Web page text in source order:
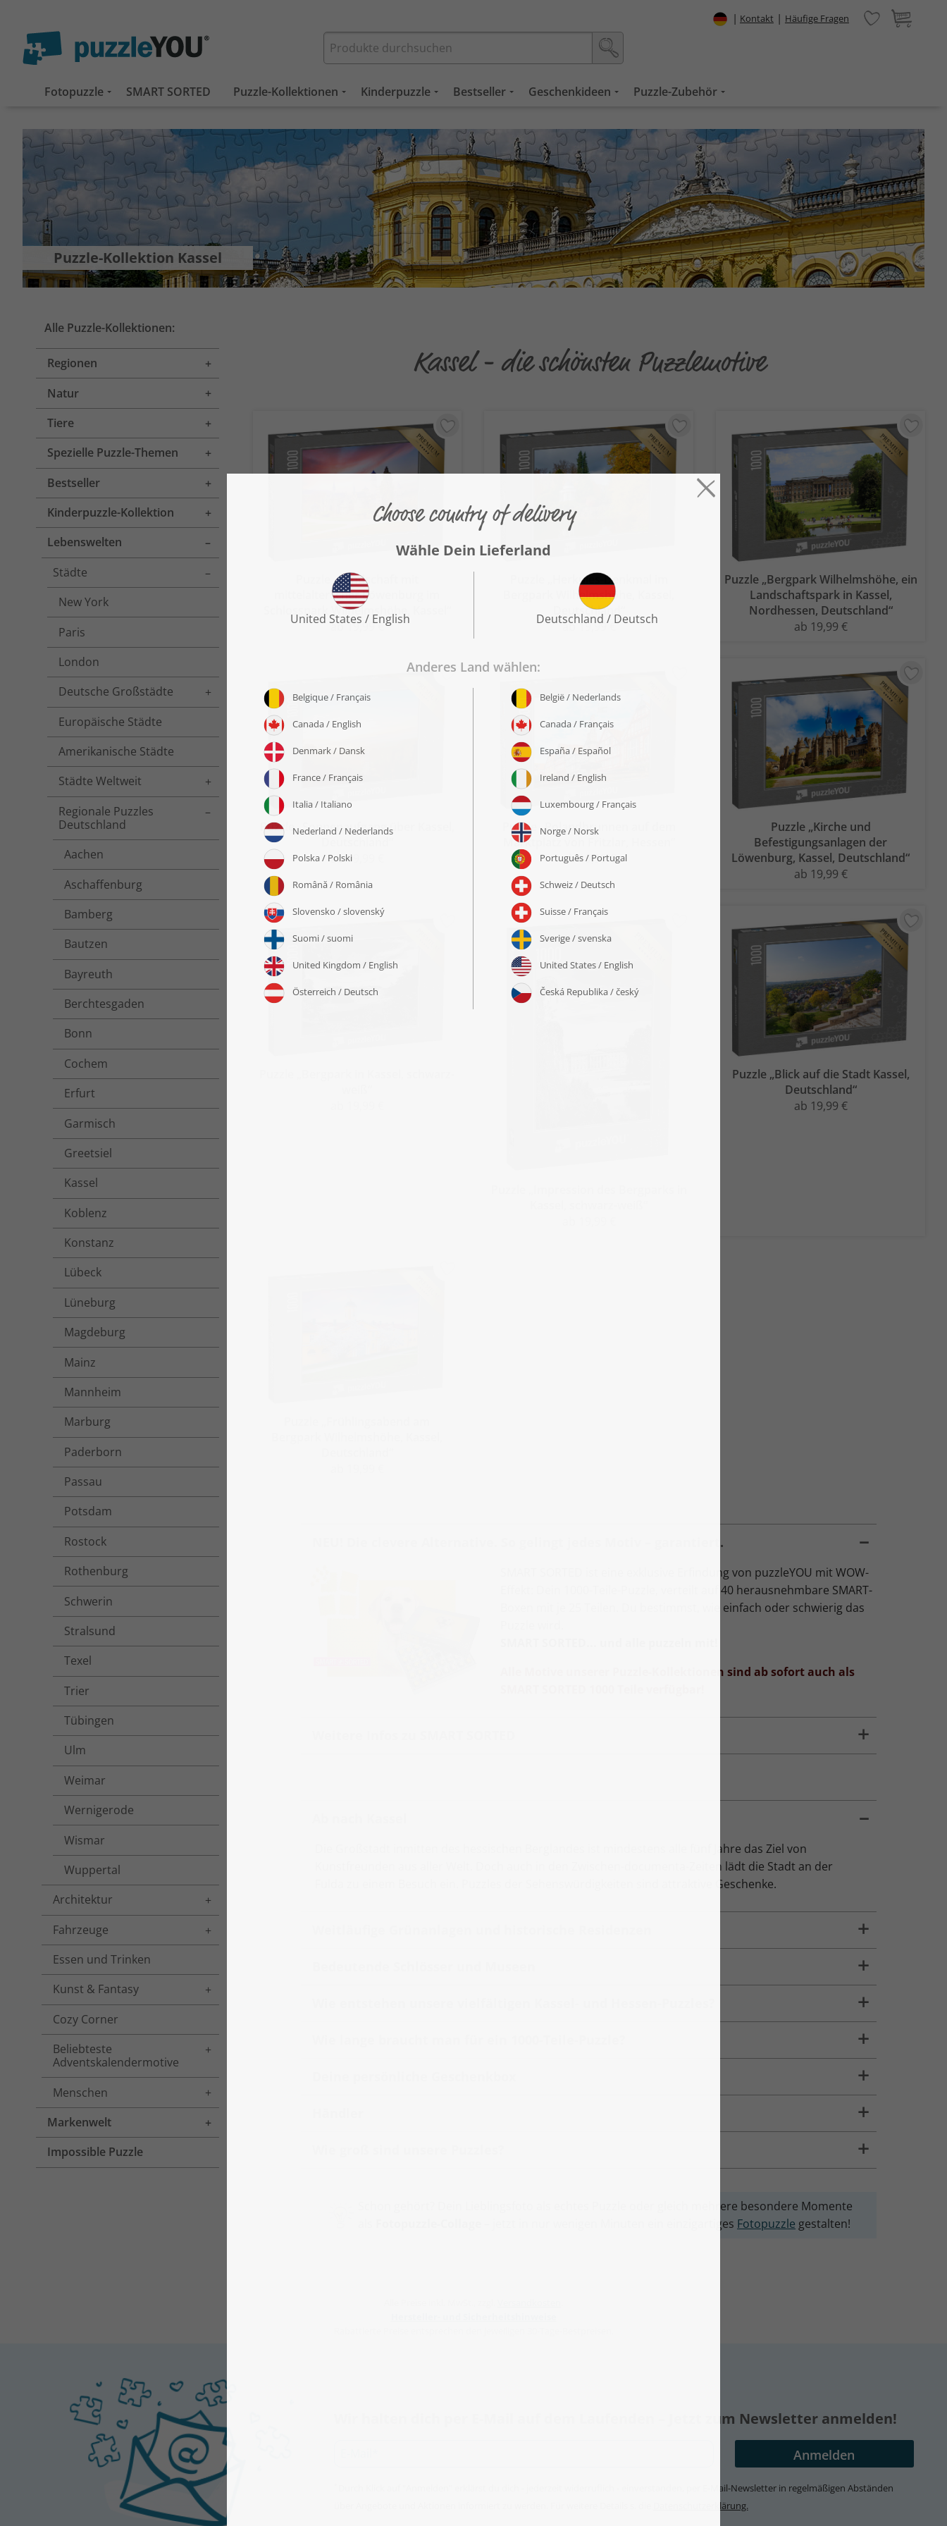
| Kontakt | Häufige Fragen
Fotopuzzle SMART SORTED Puzzle-Kollektionen Kinderpuzzle Bestseller Geschenkideen Puzzle-Zubehör
Puzzle-Kollektion Kassel
Alle Puzzle-Kollektionen:
Regionen
Toggle menu
Natur
Toggle menu
Tiere
Toggle menu
Spezielle Puzzle-Themen
Toggle menu
Bestseller
Toggle menu
Kinderpuzzle-Kollektion
Toggle menu
Lebenswelten
Toggle menu
Städte
Toggle menu
New York
Paris
London
Deutsche Großstädte
Toggle menu
Europäische Städte
Amerikanische Städte
Städte Weltweit
Toggle menu
Regionale Puzzles
Deutschland
Toggle menu
Aachen
Aschaffenburg
Bamberg
Bautzen
Bayreuth
Berchtesgaden
Bonn
Cochem
Erfurt
Garmisch
Greetsiel
Kassel
Koblenz
Konstanz
Lübeck
Lüneburg
Magdeburg
Mainz
Mannheim
Marburg
Paderborn
Passau
Potsdam
Rostock
Rothenburg
Schwerin
Stralsund
Texel
Trier
Tübingen
Ulm
Weimar
Wernigerode
Wismar
Wuppertal
Architektur
Toggle menu
Fahrzeuge
Toggle menu
Essen und Trinken
Kunst & Fantasy
Toggle menu
Cozy Corner
Beliebteste
Adventskalendermotive
Toggle menu
Menschen
Toggle menu
Markenwelt
Toggle menu
Impossible Puzzle
Kassel - die schönsten Puzzlemotive
Puzzle „Landschaft mit
mittelalterlicher Löwenburg im
Schlosspark Wilhelmshöhe, Kassel“
ab 19,99 €
Puzzle „Herkules-Denkmal im
Bergpark Wilhelmshöhe, Kassel,
Deutschland“
ab 19,99 €
Puzzle „Bergpark Wilhelmshöhe, ein
Landschaftspark in Kassel,
Nordhessen, Deutschland“
ab 19,99 €
Puzzle „Sonnenaufgang über Kassel,
ab 19,99 €
Puzzle „Rolandbrunnen auf dem
Marktplatz von Fritzlar, Hessen“
ab 19,99 €
Puzzle „Kirche und
Befestigungsanlagen der
Löwenburg, Kassel, Deutschland“
ab 19,99 €
Puzzle „Blick auf die Stadt Kassel,
Deutschland“
ab 19,99 €
NEU! Die clevere Alternative. So gelingt jedes Motiv – garantiert.
SMART SORTED ist eine exklusive Erfindung von puzzleYOU mit WOW-
Effekt: Dein 1000-Teile-Puzzle, verteilt auf 40 herausnehmbare SMART-
Boxen mit je 25 Teilen. Du bestimmst, wie einfach oder schwierig das
Alle Motive unserer Puzzle-Kollektionen sind ab sofort auch als
Die Großstadt inmitten des hessischen Berglandes ist mindestens alle fünf Jahre das Ziel von
Kunstfreunden aus aller Welt. Doch auch in den Zwischen-documenta-Zeiten lädt die Stadt an der
Fulda zu einem Besuch ein. Puzzles der Sehenswürdigkeiten sind attraktive Geschenke.
Schon gehört? Dein Lieblingsfoto als echtes Puzzle oder gleich mehrere besondere Momente
– jetzt in nur wenigen Minuten ein einzigartiges Fotopuzzle gestalten!
Wir halten dich per E-Mail auf dem Laufenden – Jetzt zum Newsletter anmelden!
Durch Klick auf "Anmelden" erklärst du dich - jederzeit widerruflich - einverstanden, per E-Mail-Newsletter in regelmäßigen Abständen
Datenschutzerklärung.